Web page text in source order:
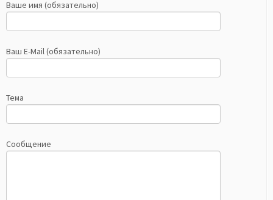
Ваше имя (обязательно)
Ваш E-Mail (обязательно)
Тема
Сообщение